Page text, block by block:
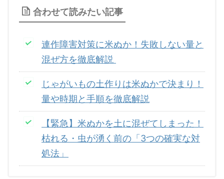
合わせて読みたい記事
連作障害対策に米ぬか！失敗しない量と
混ぜ方を徹底解説
じゃがいもの土作りは米ぬかで決まり！
量や時期と手順を徹底解説
【緊急】米ぬかを土に混ぜてしまった！
枯れる・虫が湧く前の「3つの確実な対
処法」